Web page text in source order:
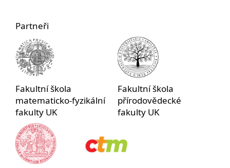
Partneři
Fakultní škola
matematicko-fyzikální
fakulty UK
Fakultní škola
přírodovědecké
fakulty UK